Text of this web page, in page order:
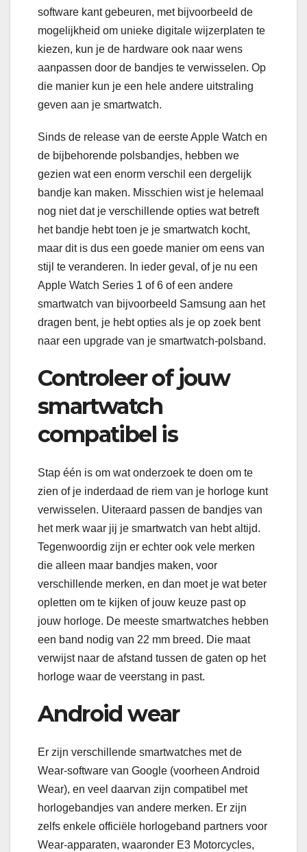
software kant gebeuren, met bijvoorbeeld de
mogelijkheid om unieke digitale wijzerplaten te
kiezen, kun je de hardware ook naar wens
aanpassen door de bandjes te verwisselen. Op
die manier kun je een hele andere uitstraling
geven aan je smartwatch.
Sinds de release van de eerste Apple Watch en
de bijbehorende polsbandjes, hebben we
gezien wat een enorm verschil een dergelijk
bandje kan maken. Misschien wist je helemaal
nog niet dat je verschillende opties wat betreft
het bandje hebt toen je je smartwatch kocht,
maar dit is dus een goede manier om eens van
stijl te veranderen. In ieder geval, of je nu een
Apple Watch Series 1 of 6 of een andere
smartwatch van bijvoorbeeld Samsung aan het
dragen bent, je hebt opties als je op zoek bent
naar een upgrade van je smartwatch-polsband.
Controleer of jouw
smartwatch
compatibel is
Stap één is om wat onderzoek te doen om te
zien of je inderdaad de riem van je horloge kunt
verwisselen. Uiteraard passen de bandjes van
het merk waar jij je smartwatch van hebt altijd.
Tegenwoordig zijn er echter ook vele merken
die alleen maar bandjes maken, voor
verschillende merken, en dan moet je wat beter
opletten om te kijken of jouw keuze past op
jouw horloge. De meeste smartwatches hebben
een band nodig van 22 mm breed. Die maat
verwijst naar de afstand tussen de gaten op het
horloge waar de veerstang in past.
Android wear
Er zijn verschillende smartwatches met de
Wear-software van Google (voorheen Android
Wear), en veel daarvan zijn compatibel met
horlogebandjes van andere merken. Er zijn
zelfs enkele officiële horlogeband partners voor
Wear-apparaten, waaronder E3 Motorcycles,